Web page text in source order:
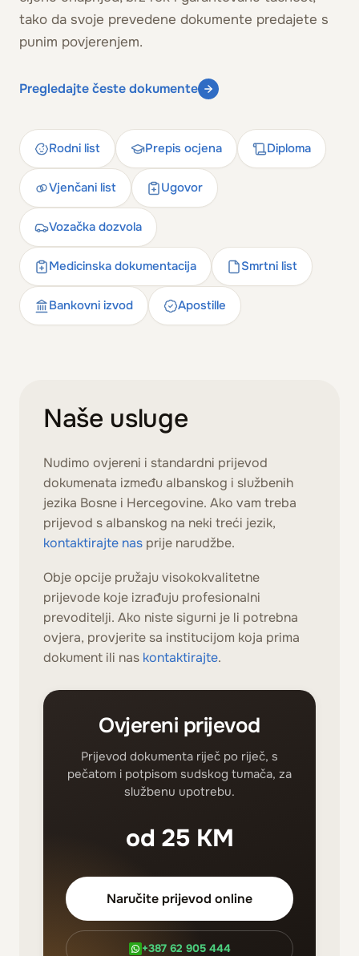
tako da svoje prevedene dokumente predajete s
punim povjerenjem.
Pregledajte česte dokumente
Rodni list Prepis ocjena Diploma
Vjenčani list Ugovor
Vozačka dozvola
Medicinska dokumentacija Smrtni list
Bankovni izvod Apostille
Naše usluge
Nudimo ovjereni i standardni prijevod
dokumenata između albanskog i službenih
jezika Bosne i Hercegovine. Ako vam treba
prijevod s albanskog na neki treći jezik,
kontaktirajte nas prije narudžbe.
Obje opcije pružaju visokokvalitetne
prijevode koje izrađuju profesionalni
prevoditelji. Ako niste sigurni je li potrebna
ovjera, provjerite sa institucijom koja prima
dokument ili nas kontaktirajte.
Ovjereni prijevod
Prijevod dokumenta riječ po riječ, s
pečatom i potpisom sudskog tumača, za
službenu upotrebu.
od 25 KM
Naručite prijevod online
+387 62 905 444